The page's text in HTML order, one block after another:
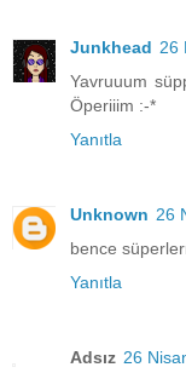
Junkhead 26
Yavruuum
Öperiiim :-*
Yanıtla
Unknown 26
bence
Yanıtla
Adsız 26